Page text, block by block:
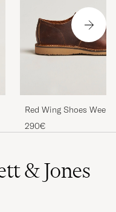
Red Wing Shoes
Oxford Copper Rough/
Leather
290€
& Jones